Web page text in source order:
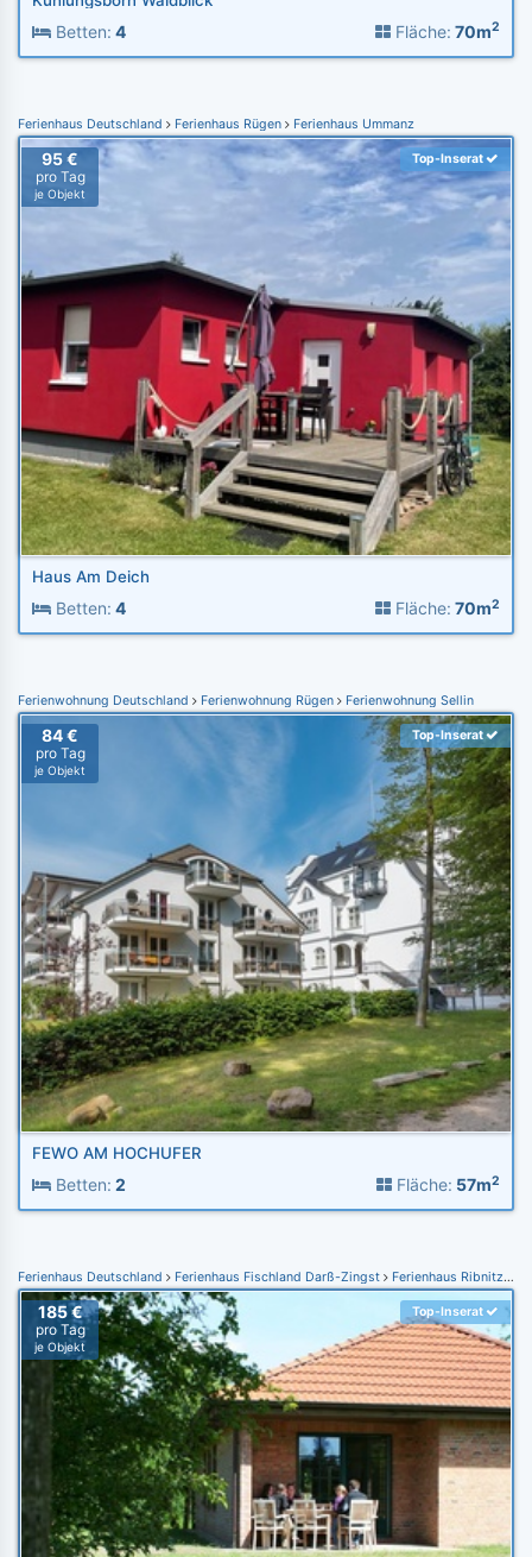
Betten: 4 Fläche: 70m2
Ferienhaus Deutschland Ferienhaus Rügen Ferienhaus Ummanz
95 €
pro Tag
je Objekt
Top-Inserat
Haus Am Deich
Betten: 4 Fläche: 70m2
Ferienwohnung Deutschland Ferienwohnung Rügen Ferienwohnung Sellin
84 €
pro Tag
je Objekt
Top-Inserat
FEWO AM HOCHUFER
Betten: 2 Fläche: 57m2
Ferienhaus Deutschland Ferienhaus Fischland Darß-Zingst Ferienhaus Ribnitz- Damgarten
185 €
pro Tag
je Objekt
Top-Inserat